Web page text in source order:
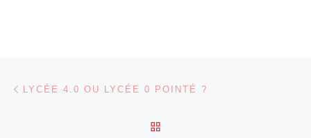
Parcourir les articles
LYCÉE 4.0 OU LYCÉE 0 POINTÉ ?